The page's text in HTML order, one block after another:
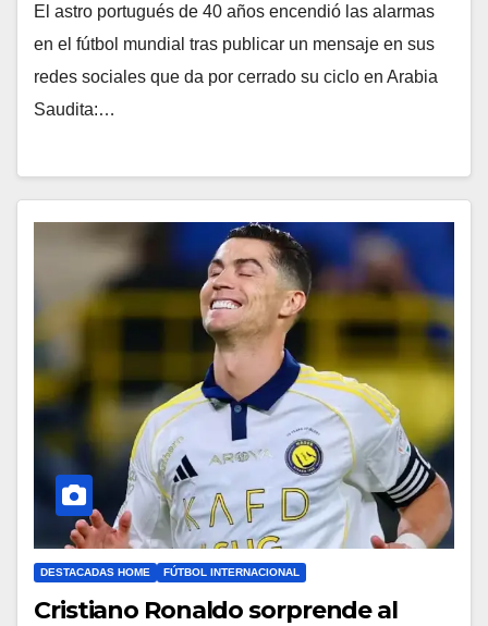
El astro portugués de 40 años encendió las alarmas
en el fútbol mundial tras publicar un mensaje en sus
redes sociales que da por cerrado su ciclo en Arabia
Saudita:…
DESTACADAS HOME FÚTBOL INTERNACIONAL
Cristiano Ronaldo sorprende al